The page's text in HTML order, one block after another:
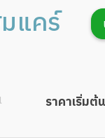
แคร์
ราคาเริ่มต้น